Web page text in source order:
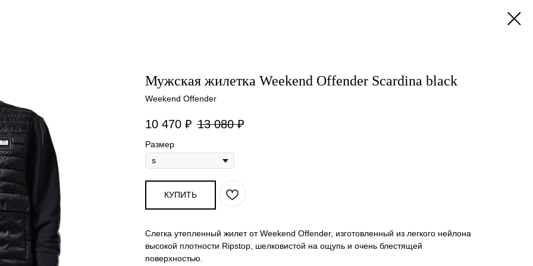
Мужская жилетка Weekend Offender Scardina black
Weekend Offender
10 470 ₽ 13 080 ₽
Размер
КУПИТЬ
Слегка утепленный жилет от Weekend Offender, изготовленный из легкого нейлона
высокой плотности Ripstop, шелковистой на ощупь и очень блестящей
поверхностью.